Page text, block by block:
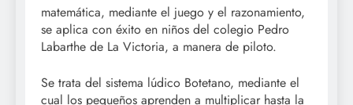
matemática, mediante el juego y el razonamiento,
se aplica con éxito en niños del colegio Pedro
Labarthe de La Victoria, a manera de piloto.
Se trata del sistema lúdico Botetano, mediante el
cual los pequeños aprenden a multiplicar hasta la